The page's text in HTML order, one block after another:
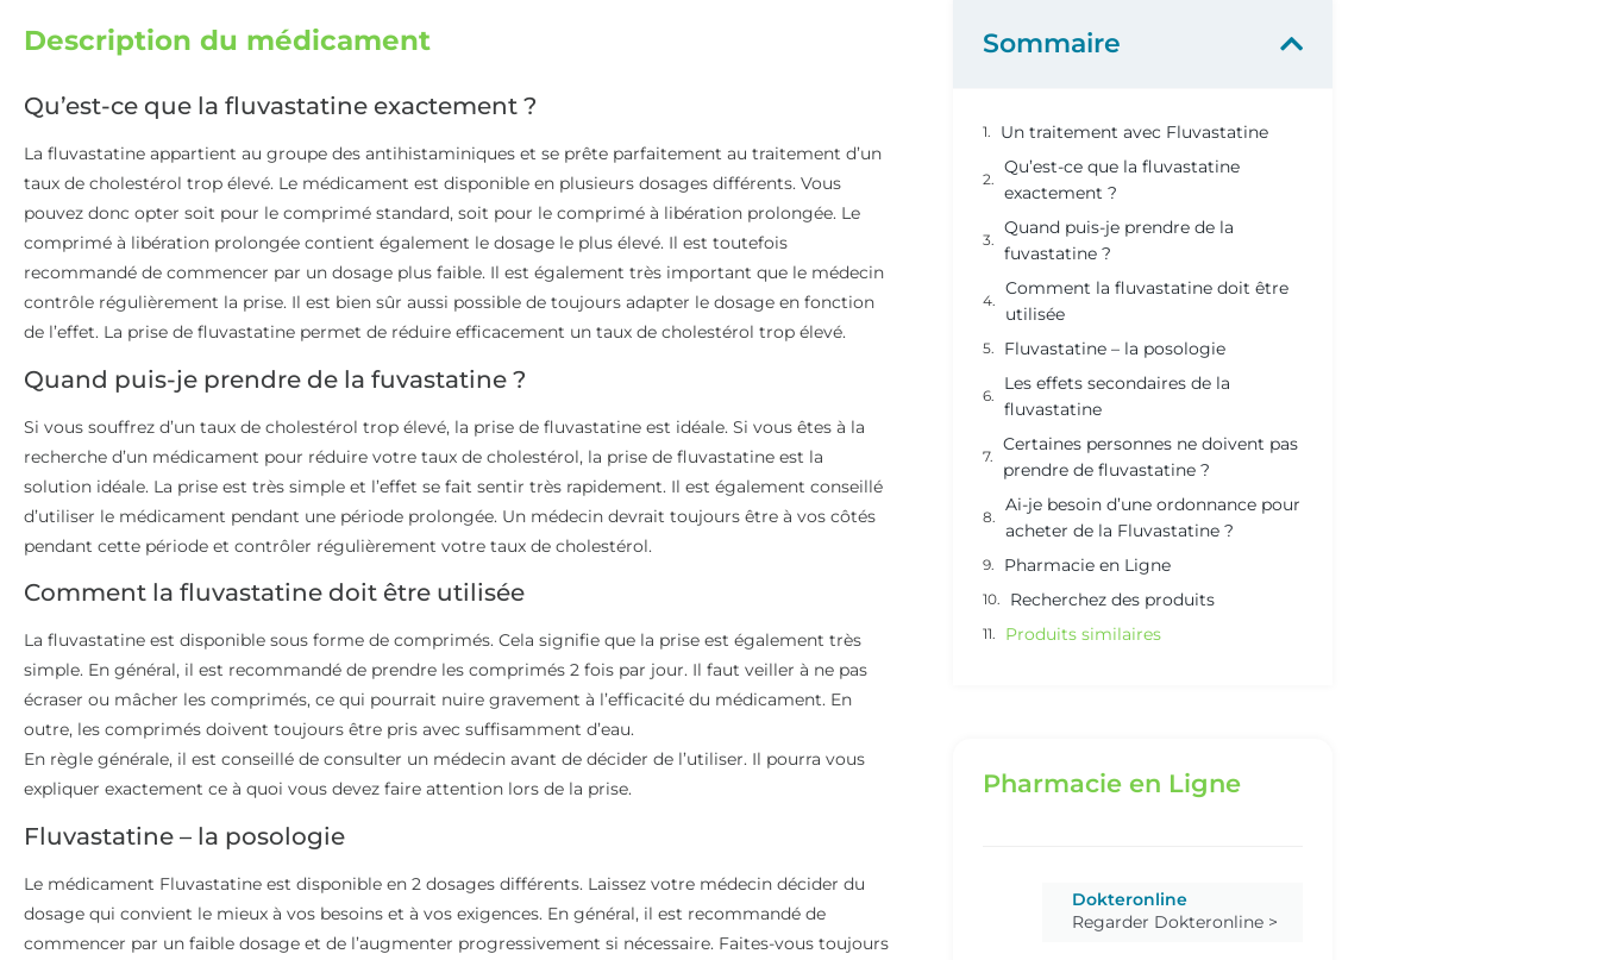
Description du médicament
Qu’est-ce que la fluvastatine exactement ?
La fluvastatine appartient au groupe des antihistaminiques et se prête parfaitement au traitement d’un
taux de cholestérol trop élevé. Le médicament est disponible en plusieurs dosages différents. Vous
pouvez donc opter soit pour le comprimé standard, soit pour le comprimé à libération prolongée. Le
comprimé à libération prolongée contient également le dosage le plus élevé. Il est toutefois
recommandé de commencer par un dosage plus faible. Il est également très important que le médecin
contrôle régulièrement la prise. Il est bien sûr aussi possible de toujours adapter le dosage en fonction
de l’effet. La prise de fluvastatine permet de réduire efficacement un taux de cholestérol trop élevé.
Quand puis-je prendre de la fuvastatine ?
Si vous souffrez d’un taux de cholestérol trop élevé, la prise de fluvastatine est idéale. Si vous êtes à la
recherche d’un médicament pour réduire votre taux de cholestérol, la prise de fluvastatine est la
solution idéale. La prise est très simple et l’effet se fait sentir très rapidement. Il est également conseillé
d’utiliser le médicament pendant une période prolongée. Un médecin devrait toujours être à vos côtés
pendant cette période et contrôler régulièrement votre taux de cholestérol.
Comment la fluvastatine doit être utilisée
La fluvastatine est disponible sous forme de comprimés. Cela signifie que la prise est également très
simple. En général, il est recommandé de prendre les comprimés 2 fois par jour. Il faut veiller à ne pas
écraser ou mâcher les comprimés, ce qui pourrait nuire gravement à l’efficacité du médicament. En
outre, les comprimés doivent toujours être pris avec suffisamment d’eau.
En règle générale, il est conseillé de consulter un médecin avant de décider de l’utiliser. Il pourra vous
expliquer exactement ce à quoi vous devez faire attention lors de la prise.
Fluvastatine – la posologie
Le médicament Fluvastatine est disponible en 2 dosages différents. Laissez votre médecin décider du
dosage qui convient le mieux à vos besoins et à vos exigences. En général, il est recommandé de
commencer par un faible dosage et de l’augmenter progressivement si nécessaire. Faites-vous toujours
Sommaire
Un traitement avec Fluvastatine
Qu’est-ce que la fluvastatine
exactement ?
Quand puis-je prendre de la
fuvastatine ?
Comment la fluvastatine doit être
utilisée
Fluvastatine – la posologie
Les effets secondaires de la
fluvastatine
Certaines personnes ne doivent pas
prendre de fluvastatine ?
Ai-je besoin d’une ordonnance pour
acheter de la Fluvastatine ?
Pharmacie en Ligne
Recherchez des produits
Produits similaires
Pharmacie en Ligne
Dokteronline
Regarder Dokteronline >